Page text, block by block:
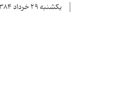
یکشنبه ۲۹ خرداد ۱۳۸۴ - ۰۰:۰۰